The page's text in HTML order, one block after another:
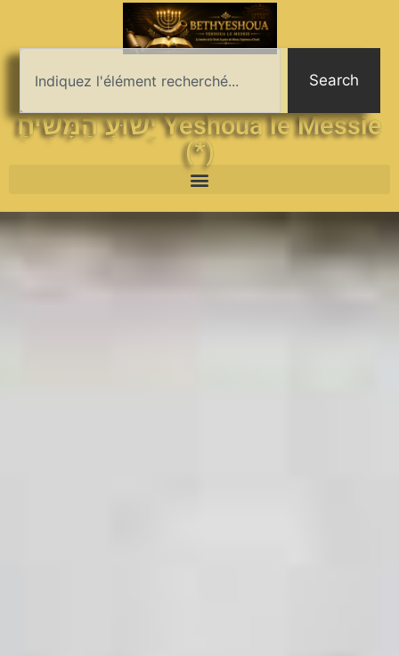
Search
יֵשׁוּעַ הַמָּשִׁיחַ Yeshoua le Messie
(*)